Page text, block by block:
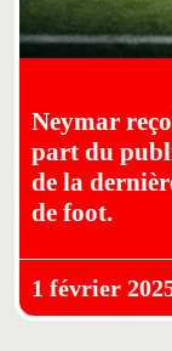
Neymar
part du
de la
de foot.
1 février